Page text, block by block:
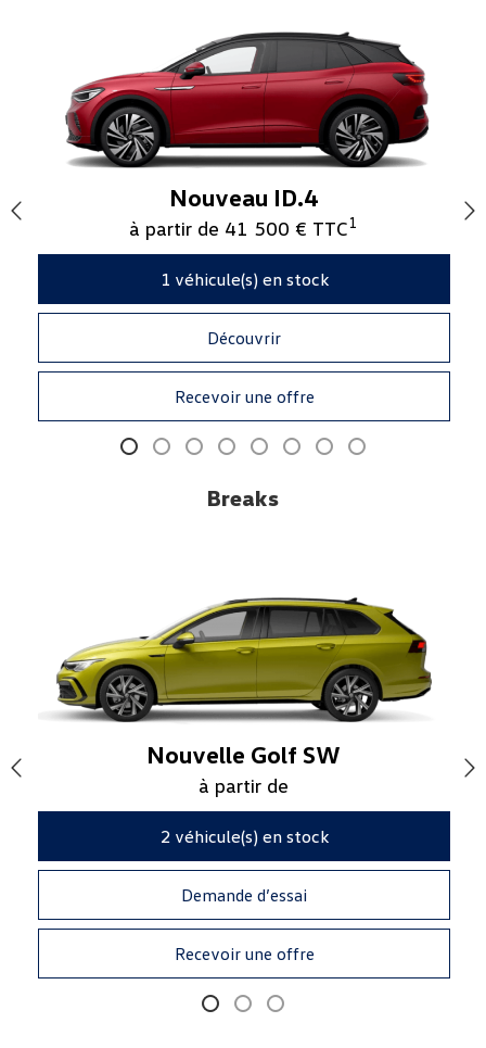
Nouveau ID.4
à partir de 41 500 € TTC1
1 véhicule(s) en stock
Découvrir
Recevoir une offre
Breaks
Nouvelle Golf SW
à partir de
2véhicule(s) en stock
Demande d’essai
Recevoir une offre